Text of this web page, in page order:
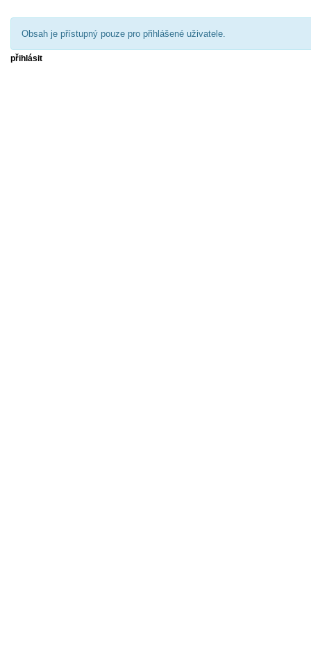
Obsah je přístupný pouze pro přihlášené uživatele.
přihlásit